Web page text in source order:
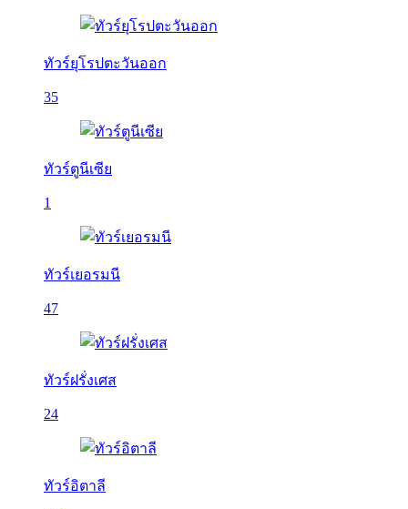
ทัวร์ยุโรปตะวันออก
35
ทัวร์ตูนีเซีย
1
ทัวร์เยอรมนี
47
ทัวร์ฝรั่งเศส
24
ทัวร์อิตาลี